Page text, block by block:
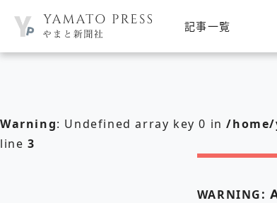
記事一覧
Warning: Undefined array key 0 in/
line 3
WARNING :